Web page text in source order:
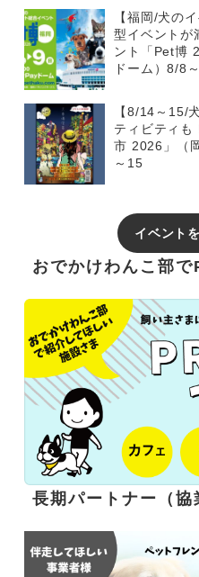
【福岡/犬の
型イベントが
ント「Pet博
ドーム）8/8
【8/14～15/
ティビティも
市 2026」（
～15
イベント
おでかけわんこ部で
長期パートナー（協